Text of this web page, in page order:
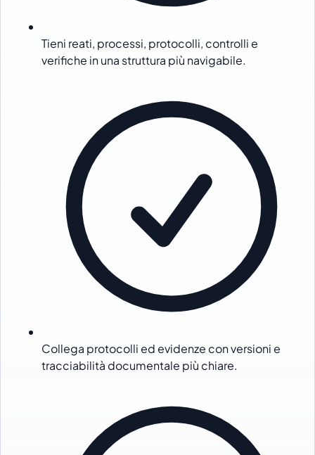
Tieni reati, processi, protocolli, controlli e
verifiche in una struttura più navigabile.
Collega protocolli ed evidenze con versioni e
tracciabilità documentale più chiare.